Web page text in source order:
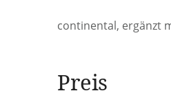
continental, ergänzt
Preis